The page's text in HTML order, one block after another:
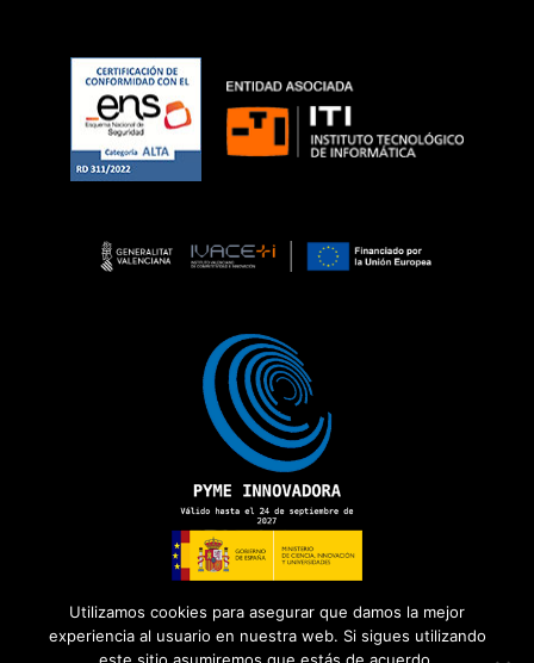
Utilizamos cookies para asegurar que damos la mejor
experiencia al usuario en nuestra web. Si sigues utilizando